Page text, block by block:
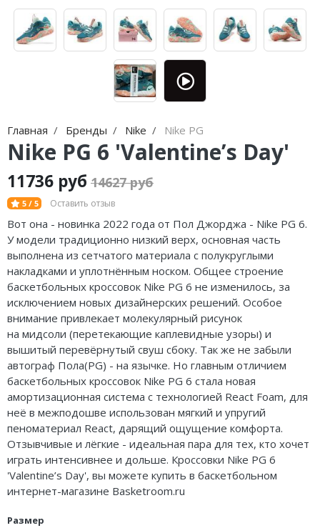
Главная Бренды Nike Nike PG
Nike PG 6 'Valentine’s Day'
11736 руб 14627 руб
5 / 5 Оставить отзыв
Вот она - новинка 2022 года от Пол Джорджа - Nike PG 6.
У модели традиционно низкий верх, основная часть
выполнена из сетчатого материала с полукруглыми
накладками и уплотнённым носком. Общее строение
баскетбольных кроссовок Nike PG 6 не изменилось, за
исключением новых дизайнерских решений. Особое
внимание привлекает молекулярный рисунок
на мидсоли (перетекающие каплевидные узоры) и
вышитый перевёрнутый свуш сбоку. Так же не забыли
автограф Пола(PG) - на язычке. Но главным отличием
баскетбольных кроссовок Nike PG 6 стала новая
амортизационная система с технологией React Foam, для
неё в межподошве использован мягкий и упругий
пеноматериал React, дарящий ощущение комфорта.
Отзывчивые и лёгкие - идеальная пара для тех, кто хочет
играть интенсивнее и дольше. Кроссовки Nike PG 6
'Valentine’s Day', вы можете купить в баскетбольном
интернет-магазине Basketroom.ru
Размер
Jordan Tatum
Air Jordan 39
Air Jordan 38
Air Jordan 37
Air Jordan 36
Air Jordan 1
Air Jordan 3
Air Jordan 4
Air Jordan 5
Air Jordan 6
Air Jordan 7
Air Jordan 10
Air Jordan 11
Air Jordan 12
Air Jordan 13
adidas Samba
adidas Adistar
adidas adiFOM
adidas Adizero
adidas Harden
adidas Dame
adidas AE
Adidas Yeezy Boost 350 V2